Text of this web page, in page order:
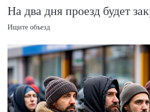
На два дня проезд будет
Ищите объезд